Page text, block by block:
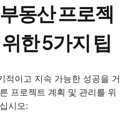
동산 프로젝
한 5가지 팁
적이고 지속 가능한 성공을 거
프로젝트 계획 및 관리를 위
시오: